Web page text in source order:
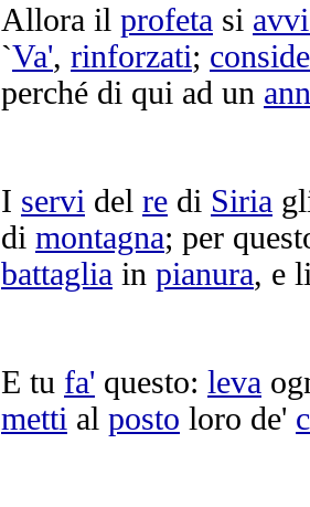
Allora il profeta si
`Va', rinforzati;
perché di qui ad un
I servi del re di Siria
di montagna; per
battaglia in pianura, e
E tu fa' questo: leva
metti al posto loro de'